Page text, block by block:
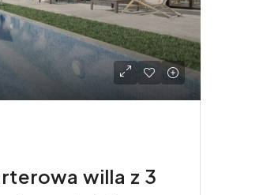
willa z 3